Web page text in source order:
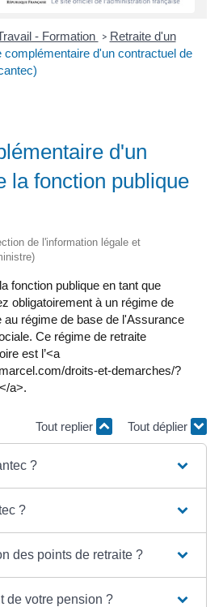
- Formation > Retraite d'un
complémentaire d'un contractuel de
d'un
la fonction publique
de l'information légale et
fonction publique en tant que
obligatoirement à un régime de
au régime de base de l'Assurance
Ce régime de retraite
est l’<a
droits-et-demarches/?
a>.
Tout replier Tout déplier
?
?
des points de retraite ?
de votre pension ?